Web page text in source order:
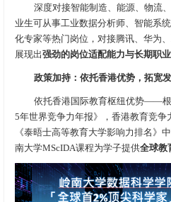
深度对接智能制造、能源、物流
业生可从事工业数据分析师、智能系
化专家等热门岗位，对接腾讯、华为
展现出强劲的岗位适配能力与长期职业
政策加持：依托香港优势，拓宽
依托香港国际教育枢纽优势——
5年世界竞争力年报》，香港教育竞
《泰晤士高等教育大学影响力排名》
南大学MScIDA课程为学子提供全球教